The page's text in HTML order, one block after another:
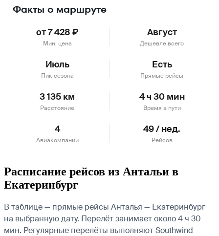
Факты о маршруте
от 7 428 ₽
Мин. цена
Август
Дешевле всего
Июль
Пик сезона
Есть
Прямые рейсы
3 135 км
Расстояние
4 ч 30 мин
Время в пути
4
Авиакомпании
49 / нед.
Рейсов
Расписание рейсов из Антальи в
Екатеринбург
В таблице — прямые рейсы Анталья — Екатеринбург
на выбранную дату. Перелёт занимает около 4 ч 30
мин. Регулярные перелёты выполняют Southwind